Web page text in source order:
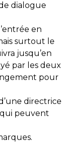
dialogue
en
surtout le
jusqu’en
par les deux
pour
directrice
peuvent